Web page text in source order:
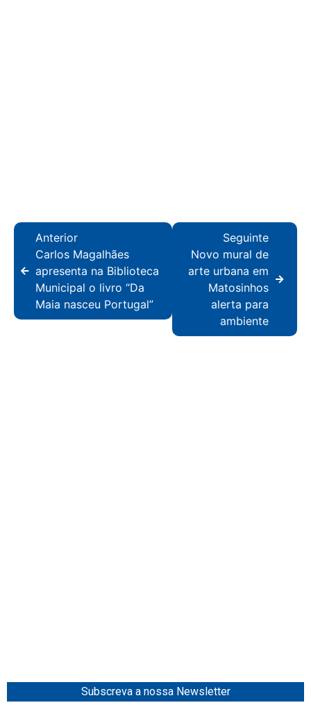
Anterior
Carlos Magalhães
apresenta na Biblioteca
Municipal o livro “Da
Maia nasceu Portugal”
Seguinte
Novo mural de
arte urbana em
Matosinhos
alerta para
ambiente
Subscreva a nossa Newsletter